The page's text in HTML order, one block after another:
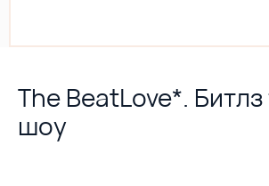
The BeatLove*.
шоу